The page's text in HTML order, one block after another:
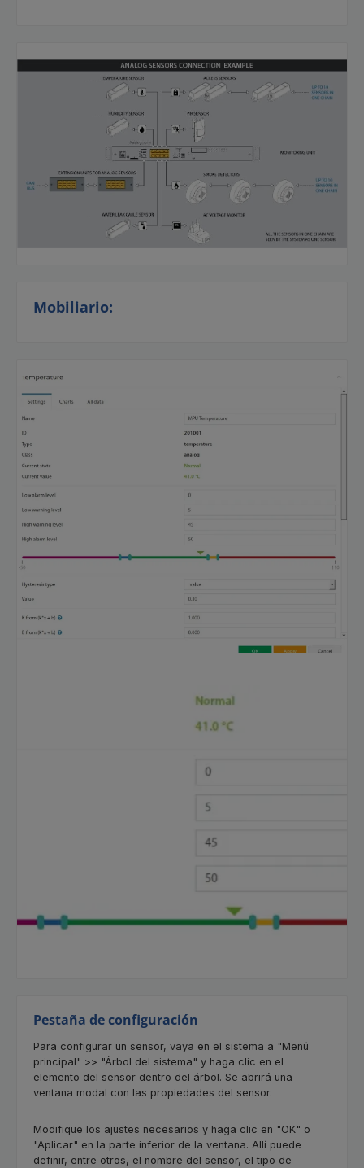
Mobiliario:
Pestaña de configuración
Para configurar un sensor, vaya en el sistema a "Menú
principal" >> "Árbol del sistema" y haga clic en el
elemento del sensor dentro del árbol. Se abrirá una
ventana modal con las propiedades del sensor.
Modifique los ajustes necesarios y haga clic en "OK" o
"Aplicar" en la parte inferior de la ventana. Allí puede
definir, entre otros, el nombre del sensor, el tipo de